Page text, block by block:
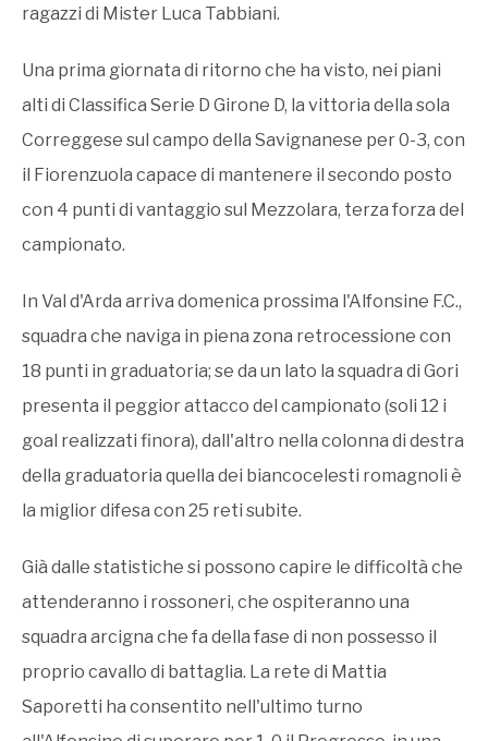
ragazzi di Mister Luca Tabbiani.
Una prima giornata di ritorno che ha visto, nei piani
alti di Classifica Serie D Girone D, la vittoria della sola
Correggese sul campo della Savignanese per 0-3, con
il Fiorenzuola capace di mantenere il secondo posto
con 4 punti di vantaggio sul Mezzolara, terza forza del
campionato.
In Val d'Arda arriva domenica prossima l'Alfonsine F.C.,
squadra che naviga in piena zona retrocessione con
18 punti in graduatoria; se da un lato la squadra di Gori
presenta il peggior attacco del campionato (soli 12 i
goal realizzati finora), dall'altro nella colonna di destra
della graduatoria quella dei biancocelesti romagnoli è
la miglior difesa con 25 reti subite.
Già dalle statistiche si possono capire le difficoltà che
attenderanno i rossoneri, che ospiteranno una
squadra arcigna che fa della fase di non possesso il
proprio cavallo di battaglia. La rete di Mattia
Saporetti ha consentito nell'ultimo turno